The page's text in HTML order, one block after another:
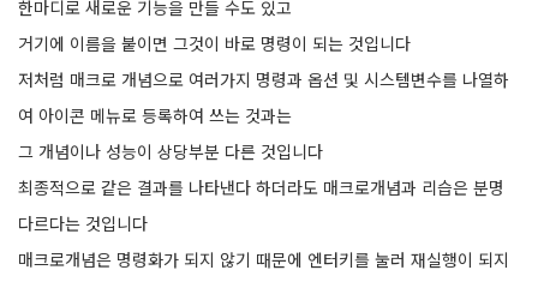
한마디로 새로운 기능을 만들 수도 있고
거기에 이름을 붙이면 그것이 바로 명령이 되는 것입니다
저처럼 매크로 개념으로 여러가지 명령과 옵션 및 시스템변수를 나열하
여 아이콘 메뉴로 등록하여 쓰는 것과는
그 개념이나 성능이 상당부분 다른 것입니다
최종적으로 같은 결과를 나타낸다 하더라도 매크로개념과 리습은 분명
다르다는 것입니다
매크로개념은 명령화가 되지 않기 때문에 엔터키를 눌러 재실행이 되지